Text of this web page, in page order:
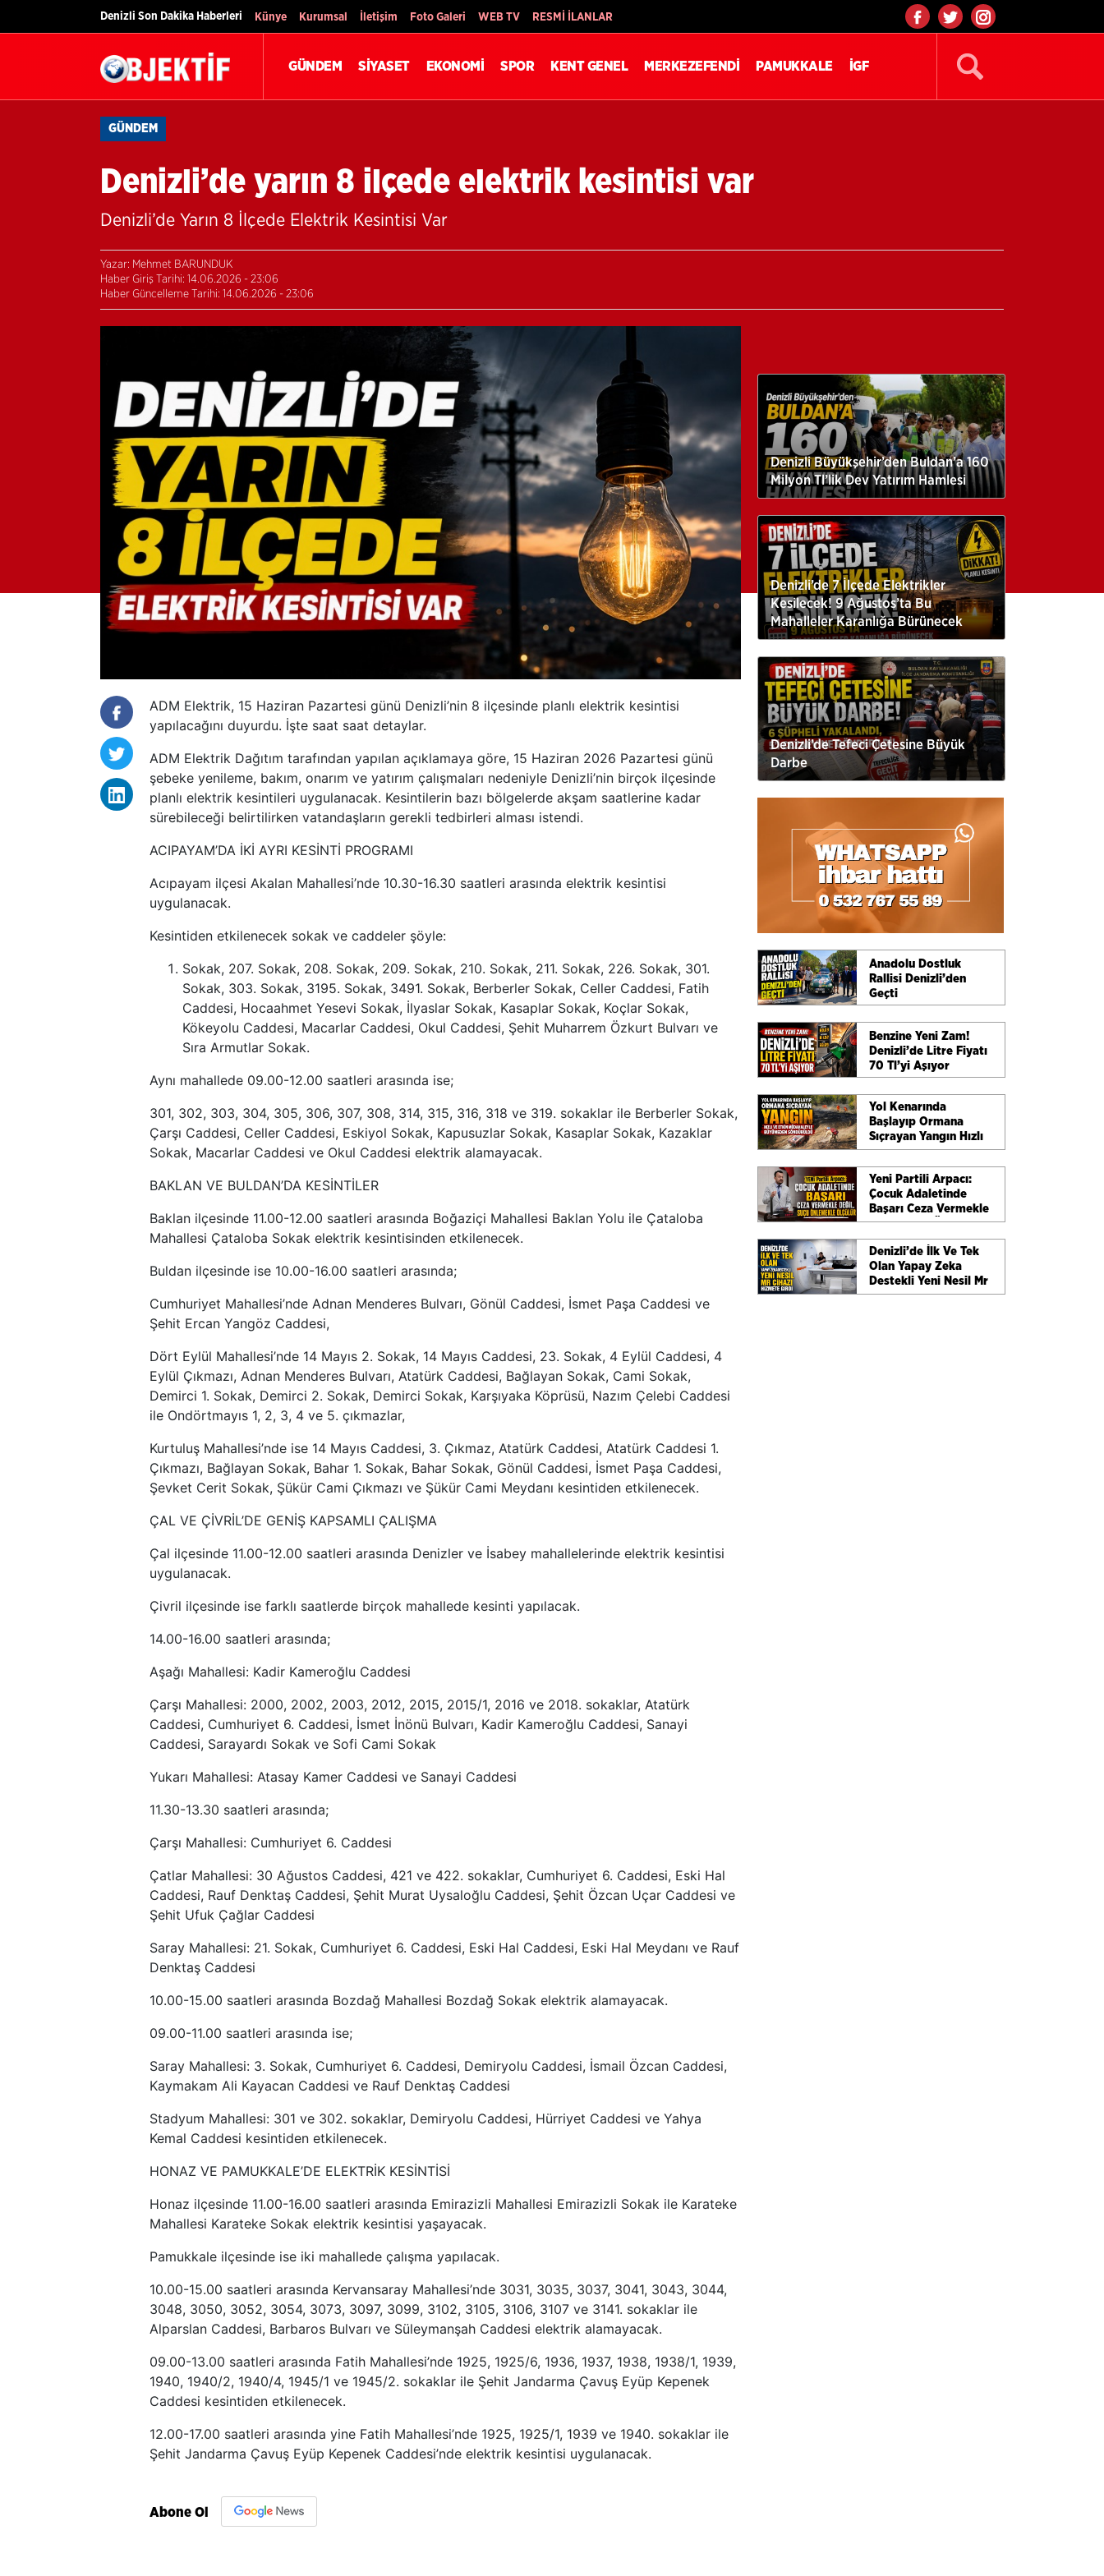
Denizli Son Dakika Haberleri Künye Kurumsal İletişim Foto Galeri WEB TV RESMİ İLANLAR
GÜNDEM SİYASET EKONOMİ SPOR KENT GENEL MERKEZEFENDİ PAMUKKALE İGF
GÜNDEM
Denizli’de yarın 8 ilçede elektrik kesintisi var
Denizli’de Yarın 8 İlçede Elektrik Kesintisi Var
Yazar: Mehmet BARUNDUK
Haber Giriş Tarihi: 14.06.2026 - 23:06
Haber Güncelleme Tarihi: 14.06.2026 - 23:06
ADM Elektrik, 15 Haziran Pazartesi günü Denizli’nin 8 ilçesinde planlı elektrik kesintisi
yapılacağını duyurdu. İşte saat saat detaylar.
ADM Elektrik Dağıtım tarafından yapılan açıklamaya göre, 15 Haziran 2026 Pazartesi günü
şebeke yenileme, bakım, onarım ve yatırım çalışmaları nedeniyle Denizli’nin birçok ilçesinde
planlı elektrik kesintileri uygulanacak. Kesintilerin bazı bölgelerde akşam saatlerine kadar
sürebileceği belirtilirken vatandaşların gerekli tedbirleri alması istendi.
ACIPAYAM’DA İKİ AYRI KESİNTİ PROGRAMI
Acıpayam ilçesi Akalan Mahallesi’nde 10.30-16.30 saatleri arasında elektrik kesintisi
uygulanacak.
Kesintiden etkilenecek sokak ve caddeler şöyle:
Sokak, 207. Sokak, 208. Sokak, 209. Sokak, 210. Sokak, 211. Sokak, 226. Sokak, 301.
Sokak, 303. Sokak, 3195. Sokak, 3491. Sokak, Berberler Sokak, Celler Caddesi, Fatih
Caddesi, Hocaahmet Yesevi Sokak, İlyaslar Sokak, Kasaplar Sokak, Koçlar Sokak,
Kökeyolu Caddesi, Macarlar Caddesi, Okul Caddesi, Şehit Muharrem Özkurt Bulvarı ve
Sıra Armutlar Sokak.
Aynı mahallede 09.00-12.00 saatleri arasında ise;
301, 302, 303, 304, 305, 306, 307, 308, 314, 315, 316, 318 ve 319. sokaklar ile Berberler Sokak,
Çarşı Caddesi, Celler Caddesi, Eskiyol Sokak, Kapusuzlar Sokak, Kasaplar Sokak, Kazaklar
Sokak, Macarlar Caddesi ve Okul Caddesi elektrik alamayacak.
BAKLAN VE BULDAN’DA KESİNTİLER
Baklan ilçesinde 11.00-12.00 saatleri arasında Boğaziçi Mahallesi Baklan Yolu ile Çataloba
Mahallesi Çataloba Sokak elektrik kesintisinden etkilenecek.
Buldan ilçesinde ise 10.00-16.00 saatleri arasında;
Cumhuriyet Mahallesi’nde Adnan Menderes Bulvarı, Gönül Caddesi, İsmet Paşa Caddesi ve
Şehit Ercan Yangöz Caddesi,
Dört Eylül Mahallesi’nde 14 Mayıs 2. Sokak, 14 Mayıs Caddesi, 23. Sokak, 4 Eylül Caddesi, 4
Eylül Çıkmazı, Adnan Menderes Bulvarı, Atatürk Caddesi, Bağlayan Sokak, Cami Sokak,
Demirci 1. Sokak, Demirci 2. Sokak, Demirci Sokak, Karşıyaka Köprüsü, Nazım Çelebi Caddesi
ile Ondörtmayıs 1, 2, 3, 4 ve 5. çıkmazlar,
Kurtuluş Mahallesi’nde ise 14 Mayıs Caddesi, 3. Çıkmaz, Atatürk Caddesi, Atatürk Caddesi 1.
Çıkmazı, Bağlayan Sokak, Bahar 1. Sokak, Bahar Sokak, Gönül Caddesi, İsmet Paşa Caddesi,
Şevket Cerit Sokak, Şükür Cami Çıkmazı ve Şükür Cami Meydanı kesintiden etkilenecek.
ÇAL VE ÇİVRİL’DE GENİŞ KAPSAMLI ÇALIŞMA
Çal ilçesinde 11.00-12.00 saatleri arasında Denizler ve İsabey mahallelerinde elektrik kesintisi
uygulanacak.
Çivril ilçesinde ise farklı saatlerde birçok mahallede kesinti yapılacak.
14.00-16.00 saatleri arasında;
Aşağı Mahallesi: Kadir Kameroğlu Caddesi
Çarşı Mahallesi: 2000, 2002, 2003, 2012, 2015, 2015/1, 2016 ve 2018. sokaklar, Atatürk
Caddesi, Cumhuriyet 6. Caddesi, İsmet İnönü Bulvarı, Kadir Kameroğlu Caddesi, Sanayi
Caddesi, Sarayardı Sokak ve Sofi Cami Sokak
Yukarı Mahallesi: Atasay Kamer Caddesi ve Sanayi Caddesi
11.30-13.30 saatleri arasında;
Çarşı Mahallesi: Cumhuriyet 6. Caddesi
Çatlar Mahallesi: 30 Ağustos Caddesi, 421 ve 422. sokaklar, Cumhuriyet 6. Caddesi, Eski Hal
Caddesi, Rauf Denktaş Caddesi, Şehit Murat Uysaloğlu Caddesi, Şehit Özcan Uçar Caddesi ve
Şehit Ufuk Çağlar Caddesi
Saray Mahallesi: 21. Sokak, Cumhuriyet 6. Caddesi, Eski Hal Caddesi, Eski Hal Meydanı ve Rauf
Denktaş Caddesi
10.00-15.00 saatleri arasında Bozdağ Mahallesi Bozdağ Sokak elektrik alamayacak.
09.00-11.00 saatleri arasında ise;
Saray Mahallesi: 3. Sokak, Cumhuriyet 6. Caddesi, Demiryolu Caddesi, İsmail Özcan Caddesi,
Kaymakam Ali Kayacan Caddesi ve Rauf Denktaş Caddesi
Stadyum Mahallesi: 301 ve 302. sokaklar, Demiryolu Caddesi, Hürriyet Caddesi ve Yahya
Kemal Caddesi kesintiden etkilenecek.
HONAZ VE PAMUKKALE’DE ELEKTRİK KESİNTİSİ
Honaz ilçesinde 11.00-16.00 saatleri arasında Emirazizli Mahallesi Emirazizli Sokak ile Karateke
Mahallesi Karateke Sokak elektrik kesintisi yaşayacak.
Pamukkale ilçesinde ise iki mahallede çalışma yapılacak.
10.00-15.00 saatleri arasında Kervansaray Mahallesi’nde 3031, 3035, 3037, 3041, 3043, 3044,
3048, 3050, 3052, 3054, 3073, 3097, 3099, 3102, 3105, 3106, 3107 ve 3141. sokaklar ile
Alparslan Caddesi, Barbaros Bulvarı ve Süleymanşah Caddesi elektrik alamayacak.
09.00-13.00 saatleri arasında Fatih Mahallesi’nde 1925, 1925/6, 1936, 1937, 1938, 1938/1, 1939,
1940, 1940/2, 1940/4, 1945/1 ve 1945/2. sokaklar ile Şehit Jandarma Çavuş Eyüp Kepenek
Caddesi kesintiden etkilenecek.
12.00-17.00 saatleri arasında yine Fatih Mahallesi’nde 1925, 1925/1, 1939 ve 1940. sokaklar ile
Şehit Jandarma Çavuş Eyüp Kepenek Caddesi’nde elektrik kesintisi uygulanacak.
Abone Ol
Denizli Büyükşehir’den Buldan’a 160
Milyon Tl’lik Dev Yatırım Hamlesi
Denizli’de 7 İlçede Elektrikler
Kesilecek! 9 Ağustos’ta Bu
Mahalleler Karanlığa Bürünecek
Denizli’de Tefeci Çetesine Büyük
Darbe
Anadolu Dostluk
Rallisi Denizli’den
Geçti
Benzine Yeni Zam!
Denizli’de Litre Fiyatı
70 Tl’yi Aşıyor
Yol Kenarında
Başlayıp Ormana
Sıçrayan Yangın Hızlı
Ve Etkin Müdahaleyle
Büyümeden
Söndürüldü
Yeni Partili Arpacı:
Çocuk Adaletinde
Başarı Ceza Vermekle
Değil, Suçu Önlemekle
Ölçülür
Denizli’de İlk Ve Tek
Olan Yapay Zeka
Destekli Yeni Nesil Mr
Cihazı Hizmete Girdi